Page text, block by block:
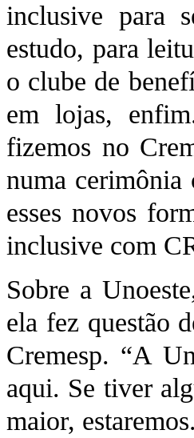
inclusive para
estudo, para
o clube de
em lojas,
fizemos no
numa cerimônia
esses novos
inclusive com
Sobre a
ela fez questão
Cremesp. “A
aqui. Se tiver
maior,